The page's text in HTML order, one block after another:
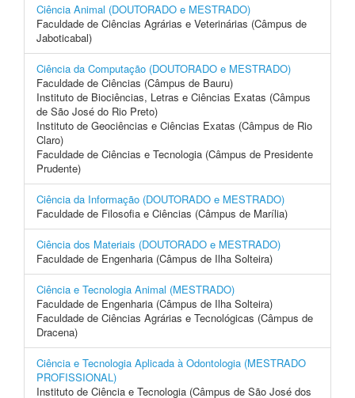
Ciência Animal (DOUTORADO e MESTRADO)
Faculdade de Ciências Agrárias e Veterinárias (Câmpus de
Jaboticabal)
Ciência da Computação (DOUTORADO e MESTRADO)
Faculdade de Ciências (Câmpus de Bauru)
Instituto de Biociências, Letras e Ciências Exatas (Câmpus
de São José do Rio Preto)
Instituto de Geociências e Ciências Exatas (Câmpus de Rio
Claro)
Faculdade de Ciências e Tecnologia (Câmpus de Presidente
Prudente)
Ciência da Informação (DOUTORADO e MESTRADO)
Faculdade de Filosofia e Ciências (Câmpus de Marília)
Ciência dos Materiais (DOUTORADO e MESTRADO)
Faculdade de Engenharia (Câmpus de Ilha Solteira)
Ciência e Tecnologia Animal (MESTRADO)
Faculdade de Engenharia (Câmpus de Ilha Solteira)
Faculdade de Ciências Agrárias e Tecnológicas (Câmpus de
Dracena)
Ciência e Tecnologia Aplicada à Odontologia (MESTRADO
PROFISSIONAL)
Instituto de Ciência e Tecnologia (Câmpus de São José dos